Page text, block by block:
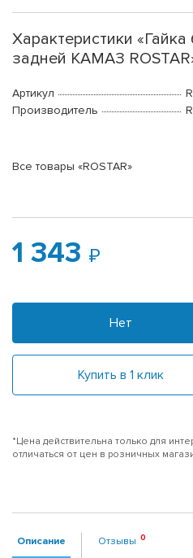
Характеристики
задней КАМАЗ
Артикул
Производитель
Все товары «ROSTAR»
1 343
Нет
Купить в 1 клик
*Цена действительна только для
отличаться от цен в розничных
Описание Отзывы